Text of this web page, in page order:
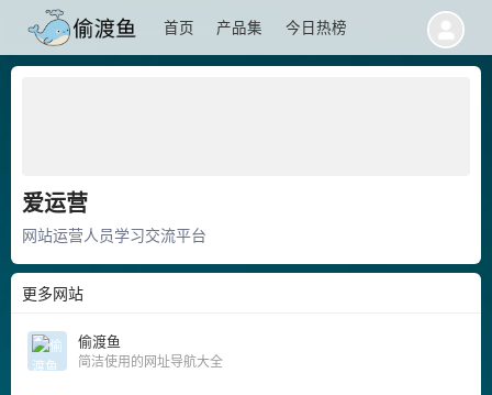
首页 产品集 今日热榜
爱运营
网站运营人员学习交流平台
更多网站
偷渡鱼
简洁使用的网址导航大全